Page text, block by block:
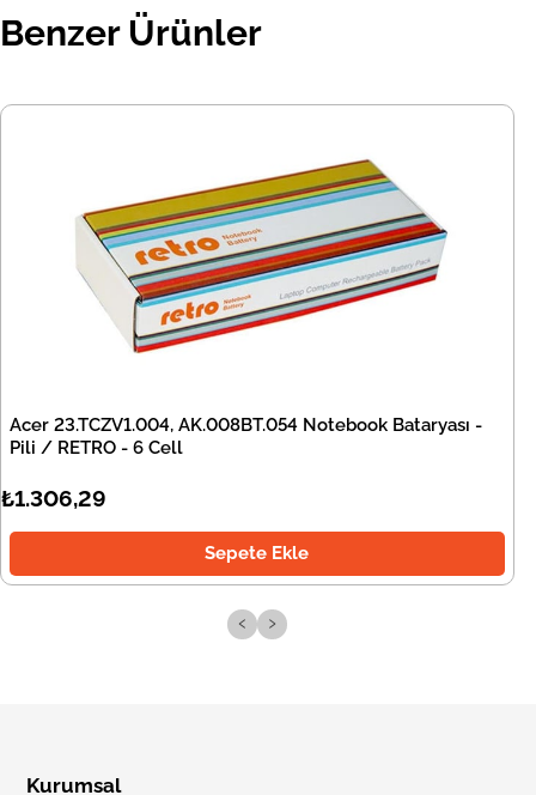
Benzer Ürünler
Acer 23.TCZV1.004, AK.008BT.054 Notebook Bataryası -
Pili / RETRO - 6 Cell
₺1.306,29
Sepete Ekle
‹ ›
Kurumsal